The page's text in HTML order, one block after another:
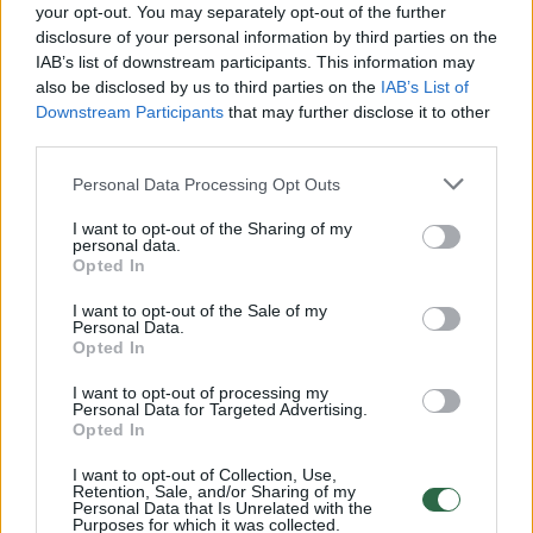
your opt-out. You may separately opt-out of the further
disclosure of your personal information by third parties on the
IAB’s list of downstream participants. This information may
also be disclosed by us to third parties on the IAB’s List of
Downstream Participants that may further disclose it to other
Personal Data Processing Opt Outs
I want to opt-out of the Sharing of my
personal data.
Opted In
I want to opt-out of the Sale of my
Personal Data.
Opted In
I want to opt-out of processing my
Personal Data for Targeted Advertising.
Opted In
I want to opt-out of Collection, Use,
Retention, Sale, and/or Sharing of my
Personal Data that Is Unrelated with the
Purposes for which it was collected.
R.Barkaus nuvežti ją į namus, kur jos laukė
sugyventinis. Sumanyta aplaistyti sandorį
šampanu – į svečius buvo pakviestas ir
taksistas.
Kompanijai besilinksminant bute įsipliekė
kažkoks buitinis konfliktas. Susipykusi su
sugyventiniu ir turbūt nepasitikėdama juo,
moteris išeidama iš savo namų pasiėmė
rankinę su pinigais.
R.Barkus ne tik guodė moterį, bet ir pakvietė
Pristigus gėrimų prasidėjo vaikštynės po
miestą.